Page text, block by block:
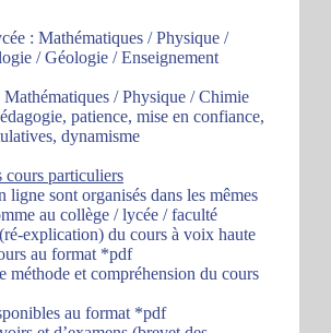
: Mathématiques / Physique /
/ Géologie / Enseignement
/ Physique / Chimie
patience, mise en confiance,
dynamisme
cours particuliers
ligne sont organisés dans les mêmes
au collège / lycée / faculté
explication) du cours à voix haute
au format *pdf
méthode et compréhension du cours
au format *pdf